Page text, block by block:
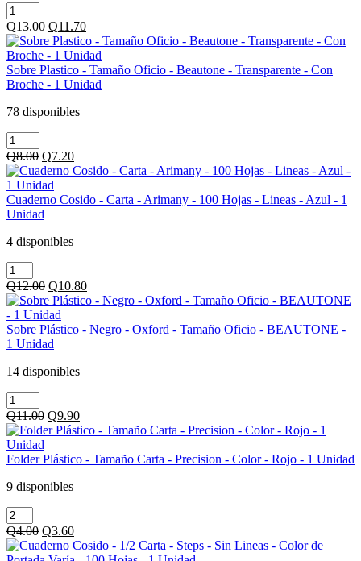
En
Pliego
-
1
Unidad
Cuaderno
Cosido
-
Empastado
-
1/2
-
100
Hojas
-
Cuadros
de
mm
Amarillo
-
1
Unidad
cantidad
Q13.00 Original
price
was:
Q13.00.
Q11.70Current
price
is:
Q11.70.
Sobre Plastico - Tamaño Oficio - Beautone - Transparente - Con
Broche - 1 Unidad
78 disponibles
Sobre
Plastico
-
Tamaño
Oficio
-
-
Con
Broche
1
Unidad
Q8.00 Original
price
was:
Q8.00.
Q7.20Current
price
Q7.20.
Cuaderno Cosido - Carta - Arimany - 100 Hojas - Lineas - Azul - 1
Unidad
4 disponibles
Cuaderno
Cosido
-
Carta
-
Arimany
100
Lineas
-
Azul
-
Unidad
Q12.00 Original
price
was:
Q12.00.
Q10.80Current
price
Q10.80.
Sobre Plástico - Negro - Oxford - Tamaño Oficio - BEAUTONE -
1 Unidad
14 disponibles
Sobre
Plástico
-
Negro
-
-
Oficio
-
BEAUTONE
-
Q11.00 Original
price
Q11.00.
Q9.90Current
price
Q9.90.
Folder Plástico - Tamaño Carta - Precision - Color - Rojo - 1 Unidad
9 disponibles
Folder
Plástico
-
Tamaño
Q4.00 Original
price
Q3.60Current
price